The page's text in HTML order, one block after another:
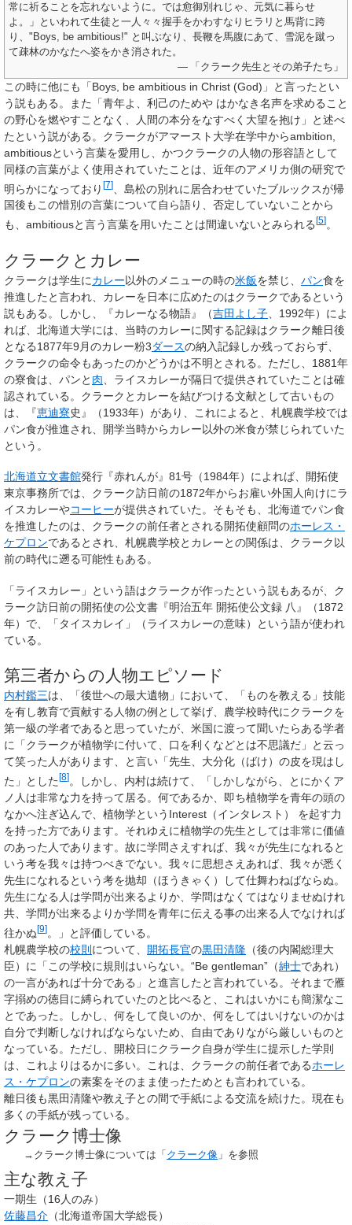
常に祈ることを忘れないように。では愈御別れじゃ、元気に暮らせ
よ。」といわれて生徒と一人々々握手をかわすなりヒラリと馬背に跨
り、"Boys, be ambitious!" と叫ぶなり、長鞭を馬腹にあて、雪泥を蹴っ
て疎林のかなたへ姿をかき消された。
—
「クラーク先生とその弟子たち」
この時に他にも「Boys, be ambitious in Christ (God) 」と言ったとい
う説もある。また「青年よ、利己のためや はかなき名声を求めること
の野心を燃やすことなく、人間の本分をなすべく大望を抱け」と述べ
たという説がある。クラークがアマースト大学在学中からambition,
ambitiousという言葉を愛用し、かつクラークの人物の形容語として
同様の言葉がよく使用されていたことは、近年のアメリカ側の研究で
明らかになっており [7]
、島松の別れに居合わせていたブルックスが帰
国後もこの惜別の言葉について自ら語り、否定していないことから
も、ambitiousと言う言葉を用いたことは間違いないとみられる [5] 。
クラークとカレー
クラークは学生にカレー以外のメニューの時の米飯を禁じ、 パン食を
推進したと言われ、カレーを日本に広めたのはクラークであるという
説もある。しかし、『カレーなる物語』（吉田よし子 、1992年）によ
れば、北海道大学には、当時のカレーに関する記録はクラーク離日後
となる1877年9月のカレー粉3ダースの納入記録しか残っておらず、
クラークの命令もあったのかどうかは不明とされる。ただし、1881年
の寮食は、パンと 肉 、ライスカレーが隔日で提供されていたことは確
認されている。クラークとカレーを結びつける文献として古いもの
は、『恵迪寮史』（1933年）があり、これによると、札幌農学校では
パン食が推進され、開学当時からカレー以外の米食が禁じられていた
という。
北海道立文書館発行『赤れんが』81号（1984年）によれば、開拓使
東京事務所では、クラーク訪日前の1872年からお雇い外国人向けにラ
イスカレーやコーヒーが提供されていた。 そもそも、北海道でパン食
を推進したのは、クラークの前任者とされる開拓使顧問のホーレス・
ケプロンであるとされ、札幌農学校とカレーとの関係は、クラーク以
前の時代に遡る可能性もある。
「ライスカレー」という語はクラークが作ったという説もあるが、ク
ラーク訪日前の開拓使の公文書『明治五年 開拓使公文録 八』（1872
年）で、「タイスカレイ」（ライスカレーの意味）という語が使われ
ている。
第三者からの人物エピソード
内村鑑三は、「後世への最大遺物」において、「ものを教える」技能
を有し教育で貢献する人物の例として挙げ、農学校時代にクラークを
第一級の学者であると思っていたが、米国に渡って聞いたらある学者
に「クラークが植物学に付いて、口を利くなどとは不思議だ」と云っ
て笑った人があります、と言い「先生、大分化（ばけ）の皮を現はし
た」とした [8] 。しかし、内村は続けて、「しかしながら、とにかくア
ノ人は非常な力を持って居る。何であるか、即ち植物学を青年の頭の
なかへ注ぎ込んで、植物学というInterest（インタレスト） を起す力
を持った方であります。それゆえに植物学の先生としては非常に価値
のあった人であります。故に学問さえすれば、我々が先生になれると
いう考を我々は持つべきでない。我々に思想さえあれば、我々が悉く
先生になれるという考を抛却（ほうきゃく）して仕舞わねばならぬ。
先生になる人は学問が出来るよりか、学問はなくてはなりませぬけれ
共、学問が出来るよりか学問を青年に伝える事の出来る人でなければ
往かぬ[9] 。」と評価している。
札幌農学校の校則 について、 開拓長官の黒田清隆 （後の内閣総理大
臣）に「この学校に規則はいらない。“Be gentleman”（紳士であれ）
の一言があれば十分である」と進言したと言われている。それまで雁
字搦めの徳目に縛られていたのと比べると、これはいかにも簡潔なこ
とであった。しかし、何をして良いのか、何をしてはいけないのかは
自分で判断しなければならないため、自由でありながら厳しいものと
なっている。ただし、開校日にクラーク自身が学生に提示した学則
は、これよりはるかに多い。これは、クラークの前任者であるホーレ
ス・ケプロンの素案をそのまま使ったためとも言われている。
離日後も黒田清隆や教え子との間で手紙による交流を続けた。現在も
多くの手紙が残っている。
クラーク博士像
→クラーク博士像については「 クラーク像 」を参照
主な教え子
一期生（16人のみ）
佐藤昌介 （北海道帝国大学総長）